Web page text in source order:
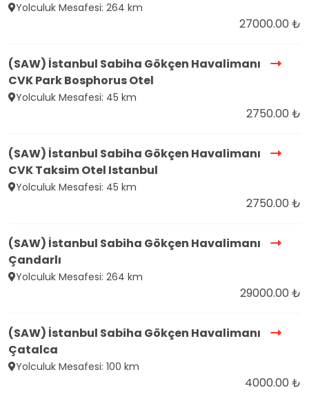
Yolculuk Mesafesi: 264 km
27000.00 ₺
(SAW) İstanbul Sabiha Gökçen Havalimanı
CVK Park Bosphorus Otel
Yolculuk Mesafesi: 45 km
2750.00 ₺
(SAW) İstanbul Sabiha Gökçen Havalimanı
CVK Taksim Otel Istanbul
Yolculuk Mesafesi: 45 km
2750.00 ₺
(SAW) İstanbul Sabiha Gökçen Havalimanı
Çandarlı
Yolculuk Mesafesi: 264 km
29000.00 ₺
(SAW) İstanbul Sabiha Gökçen Havalimanı
Çatalca
Yolculuk Mesafesi: 100 km
4000.00 ₺